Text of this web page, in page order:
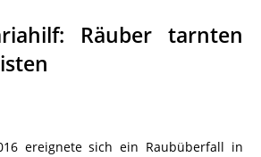
Räuber tarnten
ereignete sich ein Raubüberfall in